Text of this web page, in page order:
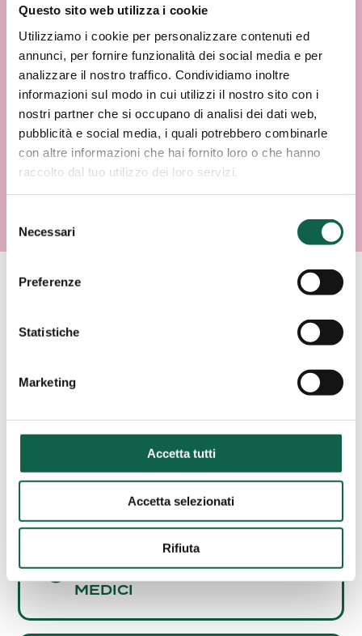
Questo sito web utilizza i cookie
Utilizziamo i cookie per personalizzare contenuti ed
annunci, per fornire funzionalità dei social media e per
analizzare il nostro traffico. Condividiamo inoltre
informazioni sul modo in cui utilizzi il nostro sito con i
nostri partner che si occupano di analisi dei dati web,
pubblicità e social media, i quali potrebbero combinarle
con altre informazioni che hai fornito loro o che hanno
raccolto dal tuo utilizzo dei loro servizi.
del
consenso
Necessari
Preferenze
Statistiche
Marketing
Accetta tutti
Accetta selezionati
Rifiuta
SCREENING
CARDIOVASCOLARE
CONSULENZE E SERVIZI
MEDICI